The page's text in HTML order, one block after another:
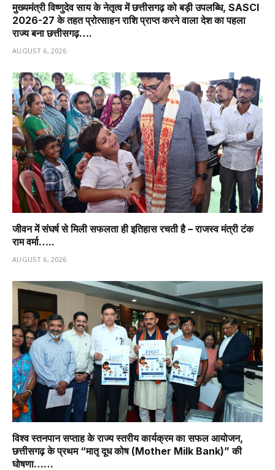
मुख्यमंत्री विष्णुदेव साय के नेतृत्व में छत्तीसगढ़ को बड़ी उपलब्धि, SASCI
2026-27 के तहत प्रोत्साहन राशि प्राप्त करने वाला देश का पहला
राज्य बना छत्तीसगढ़….
AUGUST 6, 2026
जीवन में संघर्ष से मिली सफलता ही इतिहास रचती है – राजस्व मंत्री टंक
राम वर्मा…..
AUGUST 6, 2026
विश्व स्तनपान सप्ताह के राज्य स्तरीय कार्यक्रम का सफल आयोजन,
छत्तीसगढ़ के प्रथम “मातृ दूध कोष (Mother Milk Bank)” की
घोषणा……